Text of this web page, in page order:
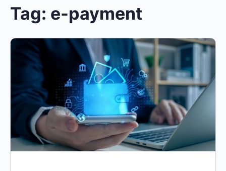
Tag: e-payment